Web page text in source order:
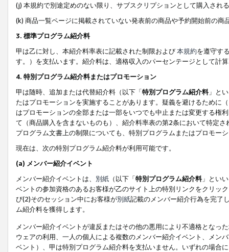
(j) 本規約で別途定めのない限り、サブスクリプションとして購入され
(k) 商品一覧ページに掲載されていない発表前の商品や予約開始前の商
3. 標準プログラム紹介料
甲は乙に対し、本紹介料率表に記載された制限および本規約を遵守す
す。）を支払います。紹介料は、適格収入のパーセンテージとして計
4. 特別プログラム紹介料またはプロモーション
甲は随時、追加または代替紹介料（以下「特別プログラム紹介料」と
たはプロモーションを実施することがあります。疑義を避けるために
はプロモーションの全部または一部をいつでも中止または変更する権
て（商品購入を含まないものも）、紹介料率表の第2条において特定
プログラム文書上の制限についても、特別プログラムまたはプロモー
現在は、次の特別プログラム紹介料が利用可能です。
(a) メンバー紹介イベント
メンバー紹介イベントは、 別紙 （以下「特別プログラム紹介料」とい
ベントの参加資格のあるお客様が乙のサイト上の特別リンクをクリッ
び(2)そのセッション中にお客様が別紙記載のメンバー紹介行為を完了
ム紹介料を獲得します。
メンバー紹介イベントが違反またはその他の悪用により不適格となっ
ウェアの利用、一人の個人による複数のメンバー紹介イベント、メン
ベント）、甲は特別プログラム紹介料を支払いません。いずれの場合